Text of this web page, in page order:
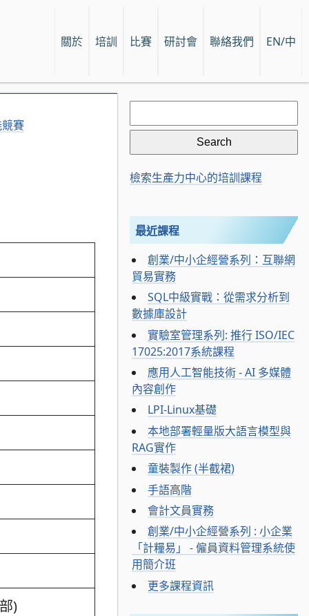
關於 培訓 比賽 研討會 聯絡我們 EN/中
賽
)
Search
for:
檢索生產力中心的培訓課程
最近課程
創業/中小企經營系列：互聯網
貿易實務
SQL中級實戰：從需求分析到
數據庫設計
實驗室管理系列: 推行 ISO/IEC
17025:2017系統課程
應用人工智能技術 - AI 多媒體
內容創作
LPI-Linux基礎
本地部署輕量版大語言模型與
RAG實作
童裝製作 (半截裙)
手語高階
會計文員實務
創業/中小企經營系列 : 小企業
「計糧易」 - 僱員資料管理系統使
用簡介班
更多課程資訊